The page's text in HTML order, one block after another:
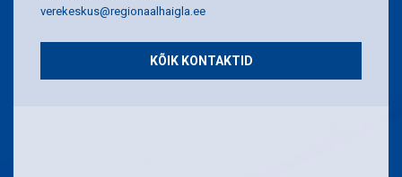
verekeskus@regionaalhaigla.ee
KÕIK KONTAKTID